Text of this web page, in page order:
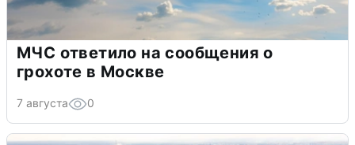
МЧС ответило на сообщения о
грохоте в Москве
7 августа 0